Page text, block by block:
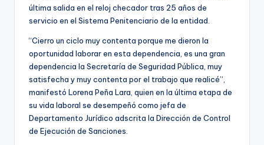
última salida en el reloj checador tras 25 años de
servicio en el Sistema Penitenciario de la entidad.
“Cierro un ciclo muy contenta porque me dieron la
oportunidad laborar en esta dependencia, es una gran
dependencia la Secretaría de Seguridad Pública, muy
satisfecha y muy contenta por el trabajo que realicé”,
manifestó Lorena Peña Lara, quien en la última etapa de
su vida laboral se desempeñó como jefa de
Departamento Jurídico adscrita la Dirección de Control
de Ejecución de Sanciones.